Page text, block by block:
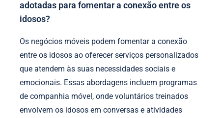
adotadas para fomentar a conexão entre os
idosos?
Os negócios móveis podem fomentar a conexão
entre os idosos ao oferecer serviços personalizados
que atendem às suas necessidades sociais e
emocionais. Essas abordagens incluem programas
de companhia móvel, onde voluntários treinados
envolvem os idosos em conversas e atividades